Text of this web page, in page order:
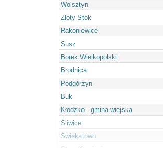
Wolsztyn
Złoty Stok
Rakoniewice
Susz
Borek Wielkopolski
Brodnica
Podgórzyn
Buk
Kłodzko - gmina wiejska
Śliwice
Świekatowo